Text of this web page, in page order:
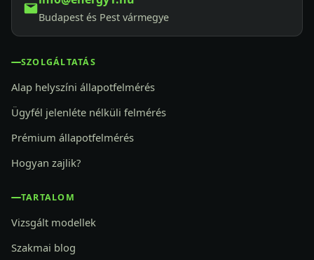
Budapest és Pest vármegye
SZOLGÁLTATÁS
Alap helyszíni állapotfelmérés
Ügyfél jelenléte nélküli felmérés
Prémium állapotfelmérés
Hogyan zajlik?
TARTALOM
Vizsgált modellek
Szakmai blog